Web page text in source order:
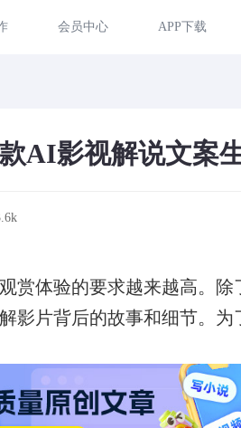
会员中心 APP下载
AI影视解说文案
赏体验的要求越来越高。除
影片背后的故事和细节。为